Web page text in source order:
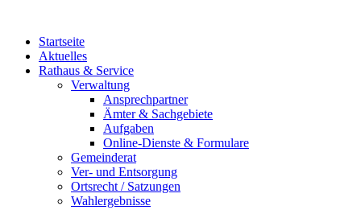
Startseite
Aktuelles
Rathaus & Service
Verwaltung
Ansprechpartner
Ämter & Sachgebiete
Aufgaben
Online-Dienste & Formulare
Gemeinderat
Ver- und Entsorgung
Ortsrecht / Satzungen
Wahlergebnisse